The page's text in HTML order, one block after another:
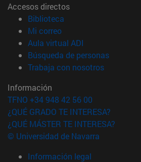
Accesos directos
Biblioteca
Mi correo(abre en nueva
Aula virtual ADI
Búsqueda de personas(abre en
Trabaja con nosotros(abre en
Información
TFNO +34 948 42 56 00
¿QUÉ GRADO TE INTERESA?
¿QUÉ MÁSTER TE INTERESA?
© Universidad de Navarra
Información legal